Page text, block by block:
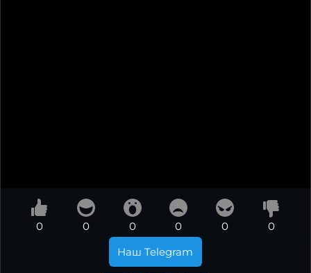
0 0 0 0 0
0
Наш Telegram